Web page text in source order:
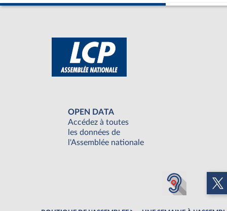
OPEN DATA
Accédez à toutes
les données de
l'Assemblée nationale